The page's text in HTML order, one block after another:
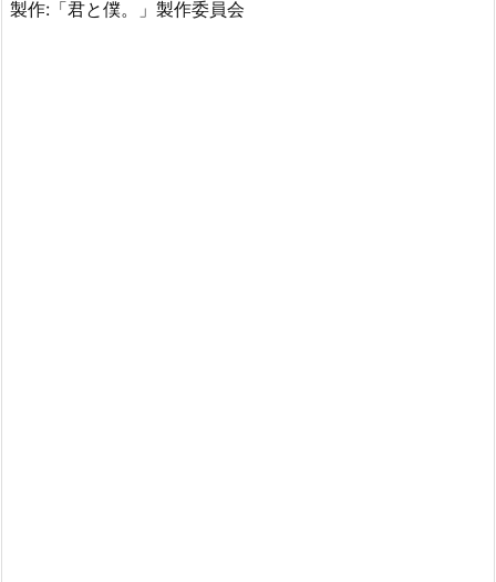
製作:「君と僕。」製作委員会